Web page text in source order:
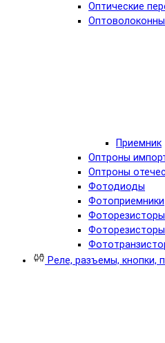
Оптические
Приемник
Оптроны
Оптроны
Фотодиоды
Фотоприемники
Реле, разъемы, кнопки,